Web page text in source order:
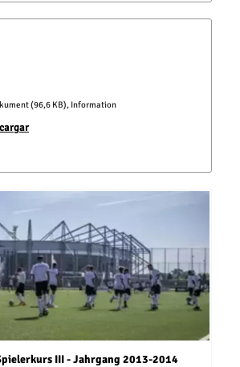
(96,6 KB), Information
III - Jahrgang 2013-2014